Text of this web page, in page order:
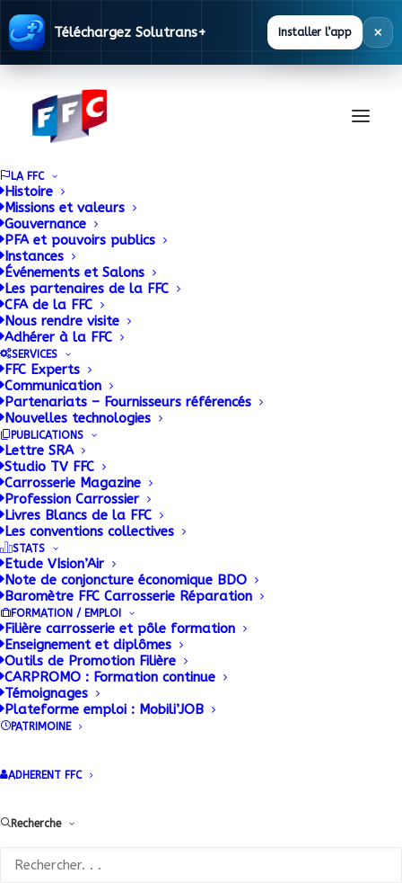
Téléchargez Solutrans+ Installer l’app ×
LA FFC
Histoire
Missions et valeurs
Gouvernance
PFA et pouvoirs publics
Instances
Événements et Salons
Les partenaires de la FFC
CFA de la FFC
Nous rendre visite
Adhérer à la FFC
SERVICES
FFC Experts
Communication
Partenariats – Fournisseurs référencés
Nouvelles technologies
PUBLICATIONS
Lettre SRA
Studio TV FFC
Carrosserie Magazine
Profession Carrossier
Livres Blancs de la FFC
Les conventions collectives
STATS
Etude VIsion’Air
Note de conjoncture économique BDO
Baromètre FFC Carrosserie Réparation
FORMATION / EMPLOI
Filière carrosserie et pôle formation
Enseignement et diplômes
Outils de Promotion Filière
CARPROMO : Formation continue
Témoignages
Plateforme emploi : Mobili’JOB
PATRIMOINE
ADHERENT FFC
Recherche
La FFC CONSTRUCTEURS met à
disposition des ses adhérents une base
documentaire alimentée en permanence.
Accueil FFC Constructeurs
Dernières publications FFC
Constructeurs